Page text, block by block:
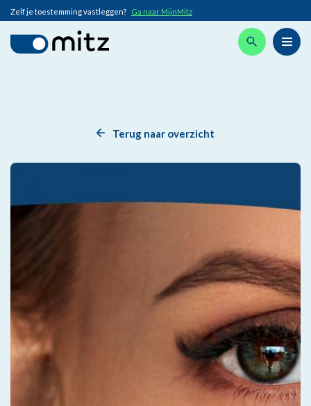
Zelf je toestemming vastleggen? Ga naar MijnMitz
Afbeelding
Terug naar overzicht